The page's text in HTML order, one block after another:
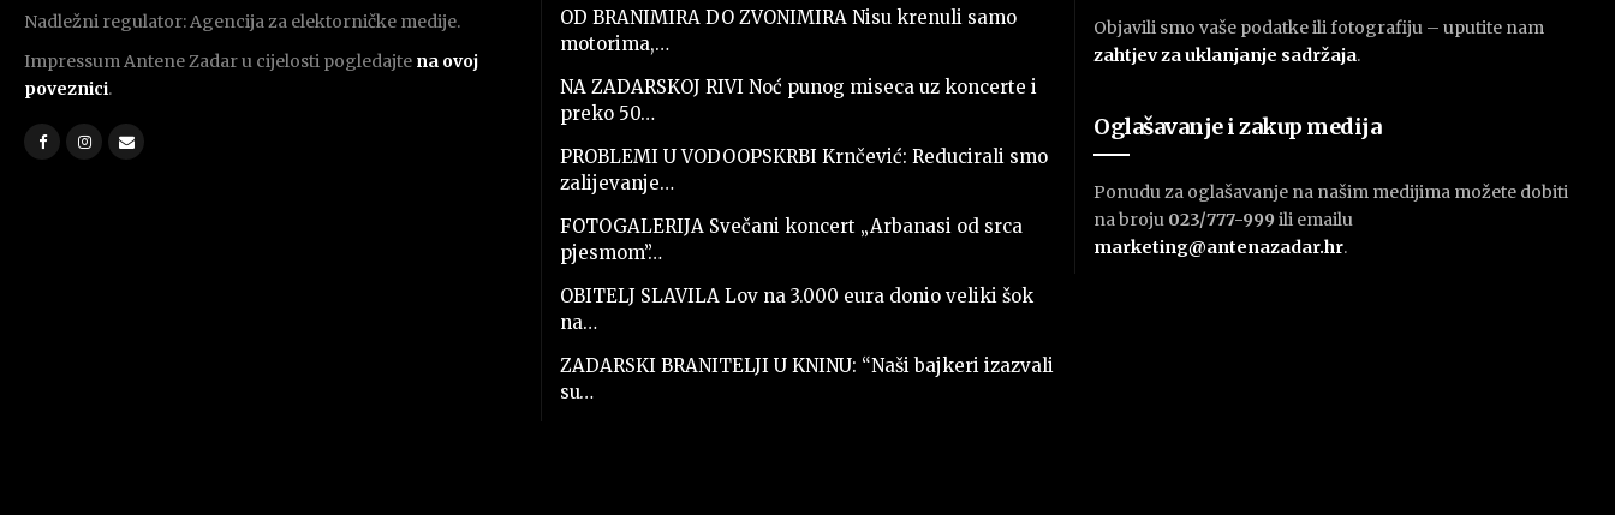
Nadležni regulator: Agencija za elektorničke medije.
Impressum Antene Zadar u cijelosti pogledajte na ovoj
poveznici.
OD BRANIMIRA DO ZVONIMIRA Nisu krenuli samo
motorima,…
NA ZADARSKOJ RIVI Noć punog miseca uz koncerte i
preko 50…
PROBLEMI U VODOOPSKRBI Krnčević: Reducirali smo
zalijevanje…
FOTOGALERIJA Svečani koncert „Arbanasi od srca
pjesmom”…
OBITELJ SLAVILA Lov na 3.000 eura donio veliki šok
na…
ZADARSKI BRANITELJI U KNINU: “Naši bajkeri izazvali
su…
Objavili smo vaše podatke ili fotografiju – uputite nam
zahtjev za uklanjanje sadržaja.
Oglašavanje i zakup medija
Ponudu za oglašavanje na našim medijima možete dobiti
na broju 023/777-999 ili emailu
marketing@antenazadar.hr.